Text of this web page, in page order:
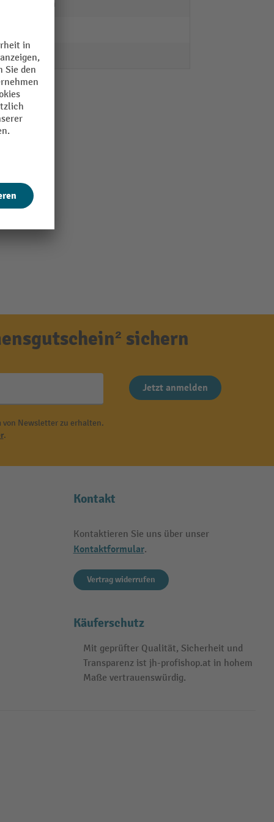
18 mm
N
sichern
Jetzt anmelden
von Newsletter zu erhalten.
.
Kontakt
Kontaktieren Sie uns über unser
Kontaktformular.
Vertrag widerrufen
Käuferschutz
Mit geprüfter Qualität, Sicherheit und
Transparenz ist jh-profishop.at in hohem
Maße vertrauenswürdig.